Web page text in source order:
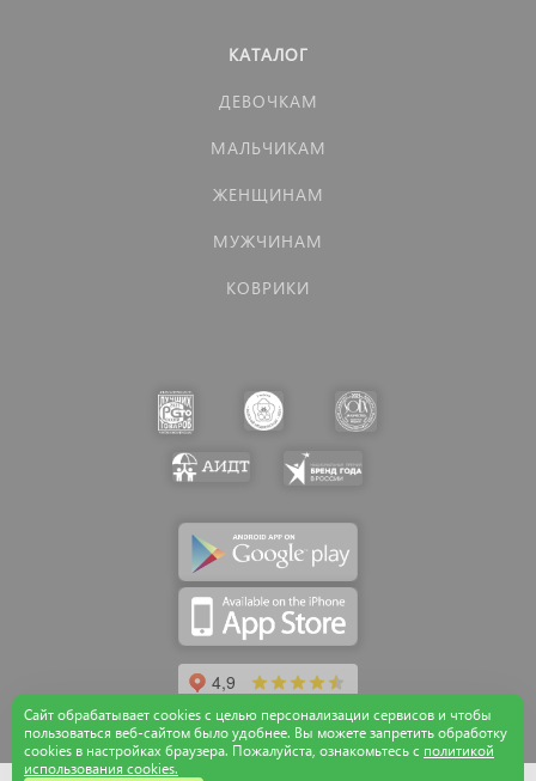
КАТАЛОГ
ДЕВОЧКАМ
МАЛЬЧИКАМ
ЖЕНЩИНАМ
МУЖЧИНАМ
КОВРИКИ
Сайт обрабатывает cookies с целью персонализации сервисов и чтобы
пользоваться веб-сайтом было удобнее. Вы можете запретить обработку
сookies в настройках браузера. Пожалуйста, ознакомьтесь с политикой
использования cookies.